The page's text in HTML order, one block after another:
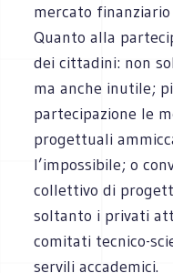
mercato
Quanto alla
dei cittadini: non
ma anche inutile;
partecipazione le
progettuali
l’impossibile; o
collettivo di
soltanto i privati
comitati tecnico-
servili accademici.